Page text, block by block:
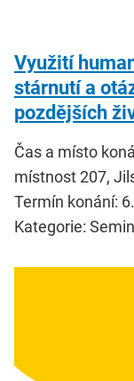
Využití
stárnutí a
pozdějších
Čas a místo
místnost 207,
Termín konání:
Kategorie: